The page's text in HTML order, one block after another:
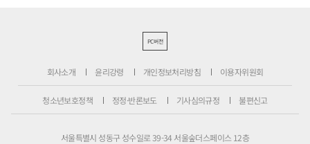
PC버전
회사소개 윤리강령 개인정보처리방침 이용자위원회
청소년보호정책 정정·반론보도 기사심의규정 불편신고
서울특별시 성동구 성수일로 39-34 서울숲더스페이스 12층